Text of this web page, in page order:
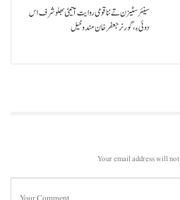
سینئر سٹیزن تے ننا قومی روایت آتیٹی بھلو شرف اس
دوئی ءِ،گورنر جعفرخان مندوخیل
Your email address will